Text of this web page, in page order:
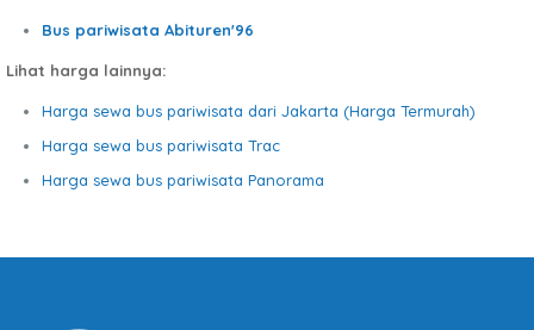
Bus pariwisata Abituren'96
Lihat harga lainnya:
Harga sewa bus pariwisata dari Jakarta (Harga Termurah)
Harga sewa bus pariwisata Trac
Harga sewa bus pariwisata Panorama